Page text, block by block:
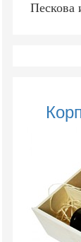
Пескова